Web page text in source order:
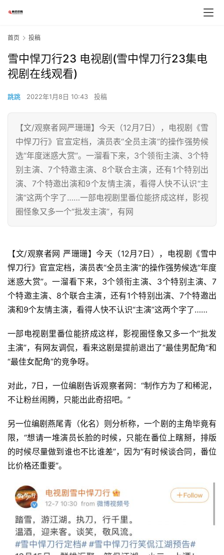
首页 投稿
雪中悍刀行23 电视剧(雪中悍刀行23集电
视剧在线观看)
跳跳 2022年1月8日 10:43 投稿
【文/观察者网严珊珊】今天（12月7日），电视剧《雪
中悍刀行》官宣定档，演员表“全员主演”的操作强势候
选“年度迷惑大赏”。一溜看下来，3个领衔主演、3个特
别主演、7个特邀主演、8个联合主演，还有1个特别出
演、7个特邀出演和9个友情主演，看得人快不认识“主
演”这两个字了……一部电视剧里番位能挤成这样，影视
圈怪象又多一个“批发主演”，有网
【文/观察者网 严珊珊】今天（12月7日），电视剧《雪中
悍刀行》官宣定档，演员表“全员主演”的操作强势候选“年度
迷惑大赏”。一溜看下来，3个领衔主演、3个特别主演、7
个特邀主演、8个联合主演，还有1个特别出演、7个特邀出
演和9个友情主演，看得人快不认识“主演”这两个字了……
一部电视剧里番位能挤成这样，影视圈怪象又多一个“批发
主演”，有网友调侃，看来这剧是提前退出了“最佳男配角”和
“最佳女配角”的竞争呀。
对此，7日，一位编剧告诉观察者网：“制作方为了和稀泥，
不让粉丝闹腾，只能出此奇招吧。”
另一位编剧燕尾青（化名）则分析称，一个剧的主角毕竟有
限，“想请一堆演员长脸的时候，只能在番位上瞎掰，排版
的时候尽量做到谁也不比谁差”，因为“有时候谈合同，番位
比价格还重要”。